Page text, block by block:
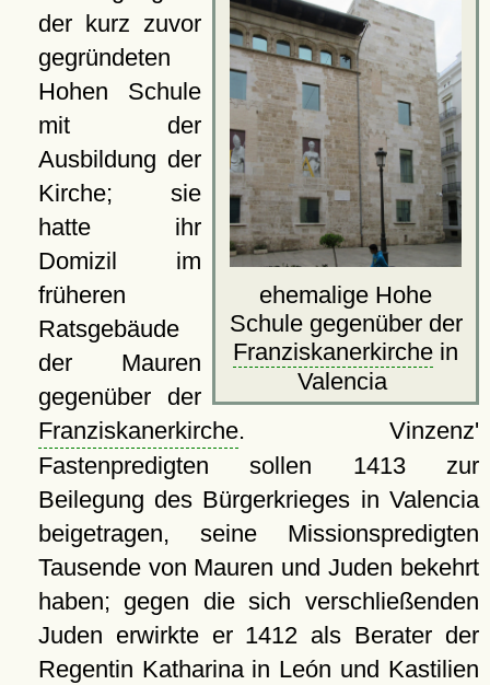
ehemalige Hohe
Schule gegenüber der
Franziskanerkirche in
Valencia
der kurz zuvor
gegründeten
Hohen Schule
mit der
Ausbildung der
Kirche; sie
hatte ihr
Domizil im
früheren
Ratsgebäude
der Mauren
gegenüber der
Franziskanerkirche. Vinzenz'
Fastenpredigten sollen 1413 zur
Beilegung des Bürgerkrieges in Valencia
beigetragen, seine Missionspredigten
Tausende von Mauren und Juden bekehrt
haben; gegen die sich verschließenden
Juden erwirkte er 1412 als Berater der
Regentin Katharina in León und Kastilien